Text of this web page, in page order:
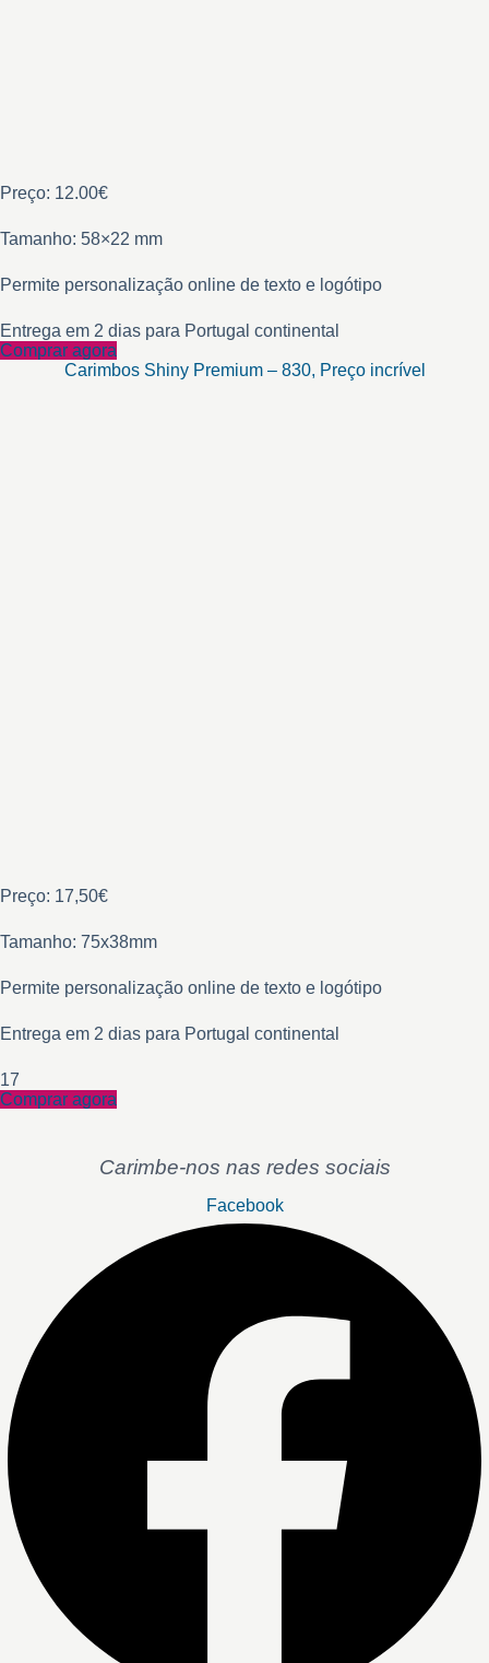
Preço: 12.00€
Tamanho: 58×22 mm
Permite personalização online de texto e logótipo
Entrega em 2 dias para Portugal continental
Comprar agora
Carimbos Shiny Premium – 830, Preço incrível
Preço: 17,50€
Tamanho: 75x38mm
Permite personalização online de texto e logótipo
Entrega em 2 dias para Portugal continental
17
Comprar agora
Carimbe-nos nas redes sociais
Facebook